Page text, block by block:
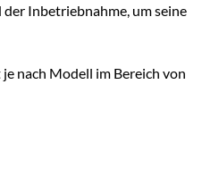
Inbetriebnahme, um seine
nach Modell im Bereich von